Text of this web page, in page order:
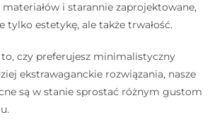
i starannie zaprojektowane,
tylko estetykę, ale także trwałość.
czy preferujesz minimalistyczny
ekstrawaganckie rozwiązania, nasze
są w stanie sprostać różnym gustom